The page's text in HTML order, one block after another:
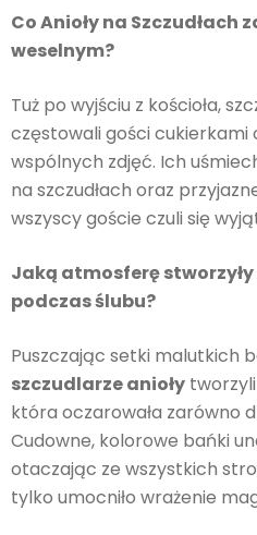
Co Anioły na Szczudłach
weselnym?
Tuż po wyjściu z kościoła,
częstowali gości cukierkami
wspólnych zdjęć. Ich
na szczudłach oraz
wszyscy goście czuli się
Jaką atmosferę stworzyły
podczas ślubu?
Puszczając setki malutkich
szczudlarze anioły
która oczarowała zarówno
Cudowne, kolorowe bańki
otaczając ze wszystkich
tylko umocniło wrażenie